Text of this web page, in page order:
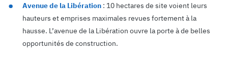
Avenue de la Libération : 10 hectares de site voient leurs
hauteurs et emprises maximales revues fortement à la
hausse. L’avenue de la Libération ouvre la porte à de belles
opportunités de construction.